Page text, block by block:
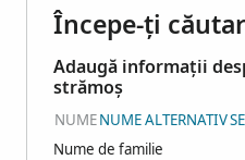
Începe-ți
Adaugă informații
strămoș
NUMENUME ALTERNATIV
Nume de familie